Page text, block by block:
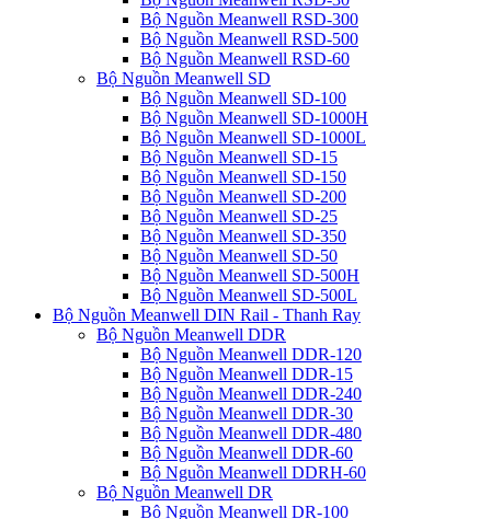
Bộ Nguồn Meanwell RSD-300
Bộ Nguồn Meanwell RSD-500
Bộ Nguồn Meanwell RSD-60
Bộ Nguồn Meanwell SD
Bộ Nguồn Meanwell SD-100
Bộ Nguồn Meanwell SD-1000H
Bộ Nguồn Meanwell SD-1000L
Bộ Nguồn Meanwell SD-15
Bộ Nguồn Meanwell SD-150
Bộ Nguồn Meanwell SD-200
Bộ Nguồn Meanwell SD-25
Bộ Nguồn Meanwell SD-350
Bộ Nguồn Meanwell SD-50
Bộ Nguồn Meanwell SD-500H
Bộ Nguồn Meanwell SD-500L
Bộ Nguồn Meanwell DIN Rail - Thanh Ray
Bộ Nguồn Meanwell DDR
Bộ Nguồn Meanwell DDR-120
Bộ Nguồn Meanwell DDR-15
Bộ Nguồn Meanwell DDR-240
Bộ Nguồn Meanwell DDR-30
Bộ Nguồn Meanwell DDR-480
Bộ Nguồn Meanwell DDR-60
Bộ Nguồn Meanwell DDRH-60
Bộ Nguồn Meanwell DR
Bộ Nguồn Meanwell DR-100